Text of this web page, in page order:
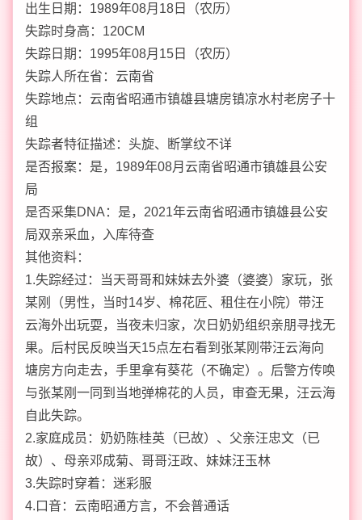
出生日期：1989年08月18日（农历）
失踪时身高：120CM
失踪日期：1995年08月15日（农历）
失踪人所在省：云南省
失踪地点：云南省昭通市镇雄县塘房镇凉水村老房子十
组
失踪者特征描述：头旋、断掌纹不详
是否报案：是，1989年08月云南省昭通市镇雄县公安
局
是否采集DNA：是，2021年云南省昭通市镇雄县公安
局双亲采血，入库待查
其他资料：
1.失踪经过：当天哥哥和妹妹去外婆（婆婆）家玩，张
某刚（男性，当时14岁、棉花匠、租住在小院）带汪
云海外出玩耍，当夜未归家，次日奶奶组织亲朋寻找无
果。后村民反映当天15点左右看到张某刚带汪云海向
塘房方向走去，手里拿有葵花（不确定）。后警方传唤
与张某刚一同到当地弹棉花的人员，审查无果，汪云海
自此失踪。
2.家庭成员：奶奶陈桂英（已故）、父亲汪忠文（已
故）、母亲邓成菊、哥哥汪政、妹妹汪玉林
3.失踪时穿着：迷彩服
4.口音：云南昭通方言，不会普通话